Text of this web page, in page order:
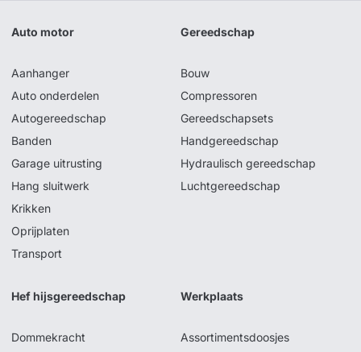
Auto motor
Aanhanger
Auto onderdelen
Autogereedschap
Banden
Garage uitrusting
Hang sluitwerk
Krikken
Oprijplaten
Transport
Gereedschap
Bouw
Compressoren
Gereedschapsets
Handgereedschap
Hydraulisch gereedschap
Luchtgereedschap
Hef hijsgereedschap
Dommekracht
Werkplaats
Assortimentsdoosjes